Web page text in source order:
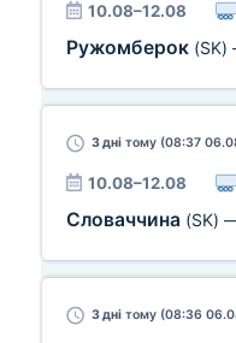
10.08–12.08
Ружомберок (SK)
3 дні тому (08:37
10.08–12.08
Словаччина (SK)
3 дні тому (08:36